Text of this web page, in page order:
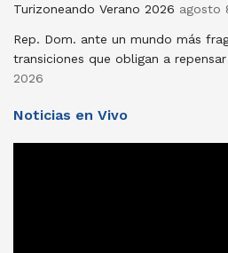
Turizoneando Verano 2026 agosto
Rep. Dom. ante un mundo más
transiciones que obligan a
2026
Noticias en Vivo